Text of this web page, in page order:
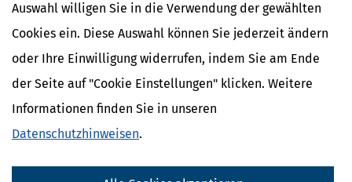
Auswahl willigen Sie in die Verwendung der gewählten
Cookies ein. Diese Auswahl können Sie jederzeit ändern
oder Ihre Einwilligung widerrufen, indem Sie am Ende
der Seite auf "Cookie Einstellungen" klicken. Weitere
Informationen finden Sie in unseren
Datenschutzhinweisen.
50 %, höchstens 70 % nach dem erfassten Warmwasserverbrauch,
die übrigen Kosten nach der Wohn- oder Nutzfläche zu verteilen
mit Heizwärme und die Versorgung mit Warmwasser durch
Anlage erfolgt. Bei diesen Anlagen sind die einheitlich
einheitlich entstandenen Kosten sind nach den Anteilen am
bestimmen. Der auf die Warmwassererzeugung entfallende